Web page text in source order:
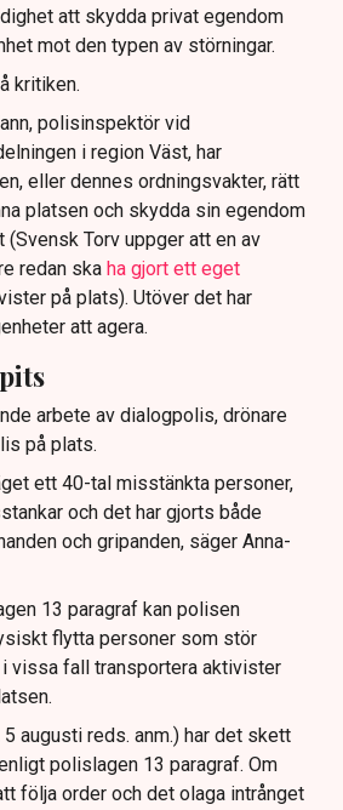
att skydda privat egendom
mot den typen av störningar.
kritiken.
polisinspektör vid
i region Väst, har
eller dennes ordningsvakter, rätt
platsen och skydda sin egendom
(Svensk Torv uppger att en av
redan ska ha gjort ett eget
på plats). Utöver det har
att agera.
arbete av dialogpolis, drönare
på plats.
ett 40-tal misstänkta personer,
och det har gjorts både
och gripanden, säger Anna-
13 paragraf kan polisen
flytta personer som stör
i vissa fall transportera aktivister
augusti reds. anm.) har det skett
polislagen 13 paragraf. Om
följa order och det olaga intrånget